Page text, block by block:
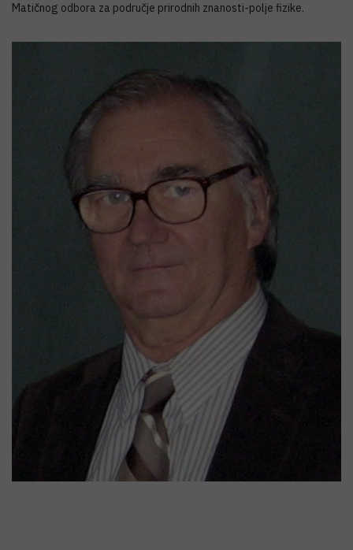
Matičnog odbora za područje prirodnih znanosti-polje fizike.